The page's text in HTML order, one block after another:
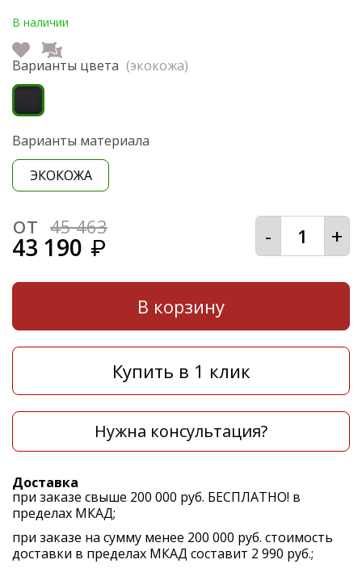
В наличии
Варианты цвета (экокожа)
Варианты материала
ЭКОКОЖА
от 45 463
43 190 ₽ - +
В корзину
Купить в 1 клик
Нужна консультация?
Доставка
при заказе свыше 200 000 руб. БЕСПЛАТНО! в
пределах МКАД;
при заказе на сумму менее 200 000 руб. стоимость
доставки в пределах МКАД составит 2 990 руб.;